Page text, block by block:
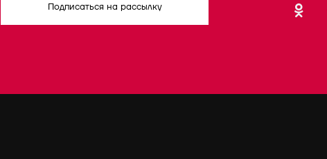
Подписаться на рассылку